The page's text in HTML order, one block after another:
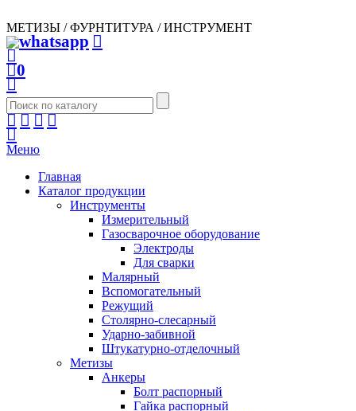
МЕТИЗЫ / ФУРНТИТУРА / ИНСТРУМЕНТ
0
Меню
Главная
Каталог продукции
Инструменты
Измерительный
Газосварочное оборудование
Электроды
Для сварки
Малярный
Вспомогательный
Режущий
Столярно-слесарный
Ударно-забивной
Штукатурно-отделочный
Метизы
Анкеры
Болт распорный
Гайка распорный